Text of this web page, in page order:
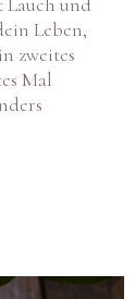
Leben,
zweites
Mal